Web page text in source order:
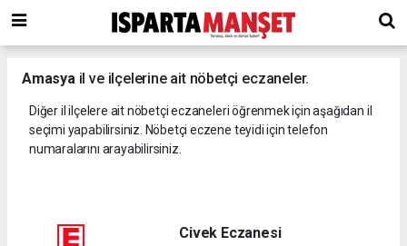
Amasya il ve ilçelerine ait nöbetçi eczaneler.
Diğer il ilçelere ait nöbetçi eczaneleri öğrenmek için aşağıdan il
seçimi yapabilirsiniz. Nöbetçi eczene teyidi için telefon
numaralarını arayabilirsiniz.
Civek Eczanesi